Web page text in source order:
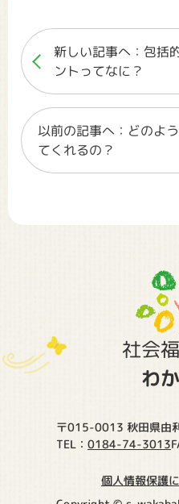
新しい記事へ：包括
ントってなに？
以前の記事へ：どのよ
てくれるの？
社会
わ
〒015-0013 秋田県由
TEL： 0184-74-3013
個人情報保護